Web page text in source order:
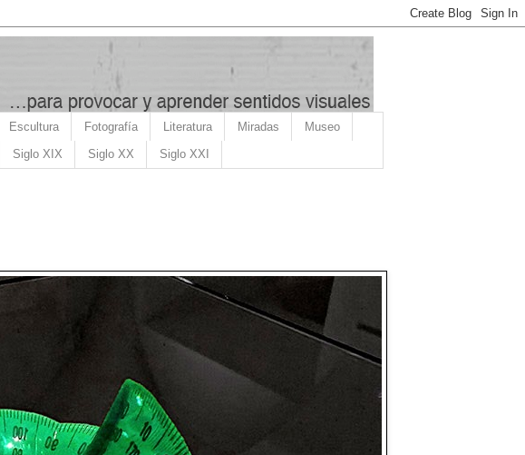
Escultura Fotografía Literatura Miradas Museo
Siglo XIX Siglo XX Siglo XXI